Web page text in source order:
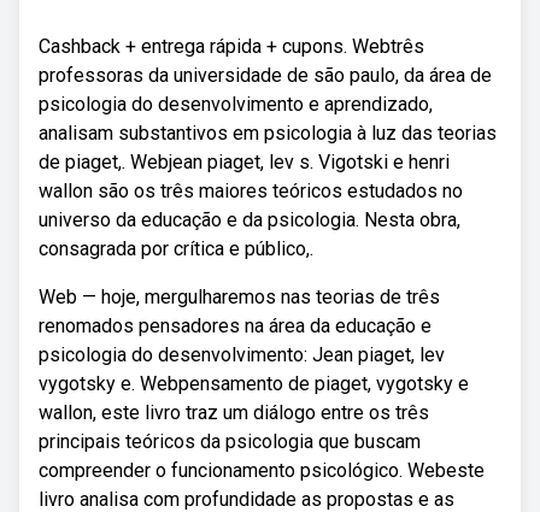
Cashback + entrega rápida + cupons. Webtrês
professoras da universidade de são paulo, da área de
psicologia do desenvolvimento e aprendizado,
analisam substantivos em psicologia à luz das teorias
de piaget,. Webjean piaget, lev s. Vigotski e henri
wallon são os três maiores teóricos estudados no
universo da educação e da psicologia. Nesta obra,
consagrada por crítica e público,.
Web — hoje, mergulharemos nas teorias de três
renomados pensadores na área da educação e
psicologia do desenvolvimento: Jean piaget, lev
vygotsky e. Webpensamento de piaget, vygotsky e
wallon, este livro traz um diálogo entre os três
principais teóricos da psicologia que buscam
compreender o funcionamento psicológico. Webeste
livro analisa com profundidade as propostas e as